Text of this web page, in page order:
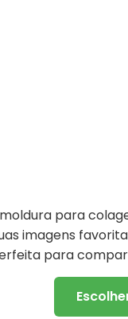
para
imagens
para